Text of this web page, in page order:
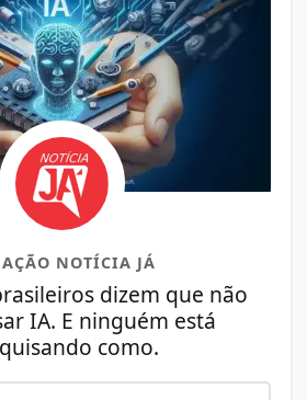
NOTÍCIA JÁ
dizem que não
IA. E ninguém está
como.